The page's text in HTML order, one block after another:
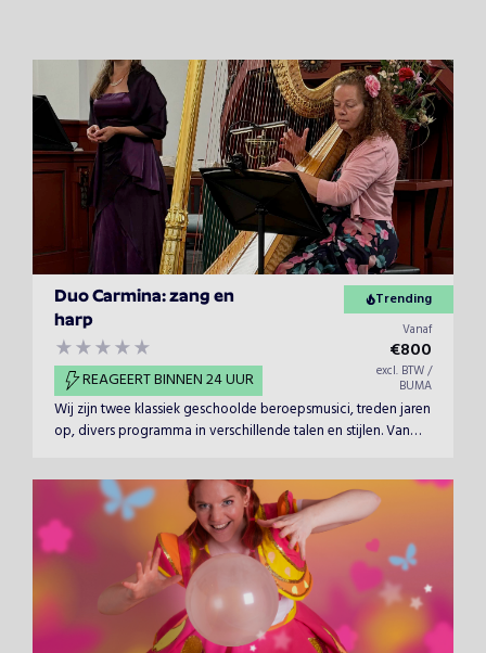
Duo Carmina: zang en
harp
REAGEERT BINNEN 24 UUR
Trending
Vanaf
€800
excl. BTW /
BUMA
Wij zijn twee klassiek geschoolde beroepsmusici, treden jaren
op, divers programma in verschillende talen en stijlen. Van
en Duitse operette....